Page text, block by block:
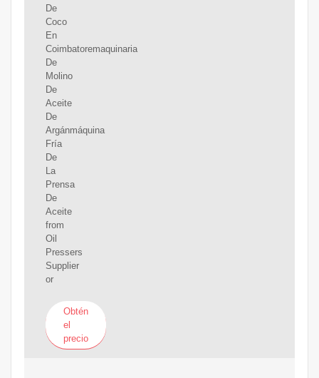
De
Coco
En
Coimbatoremaquinaria
De
Molino
De
Aceite
De
Argánmáquina
Fría
De
La
Prensa
De
Aceite
from
Oil
Pressers
Supplier
or
Obtén
el
precio